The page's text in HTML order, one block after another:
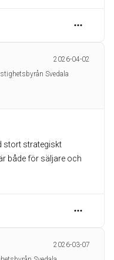
2026-04-02
Svedala
stort strategiskt
både för säljare och
2026-03-07